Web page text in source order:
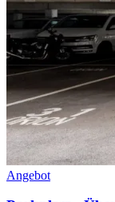
Angebot